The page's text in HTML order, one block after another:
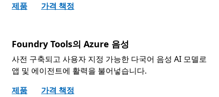
제품
가격 책정
Foundry Tools의 Azure 음성
사전 구축되고 사용자 지정 가능한 다국어 음성 AI 모델로
앱 및 에이전트에 활력을 불어넣습니다.
제품
가격 책정